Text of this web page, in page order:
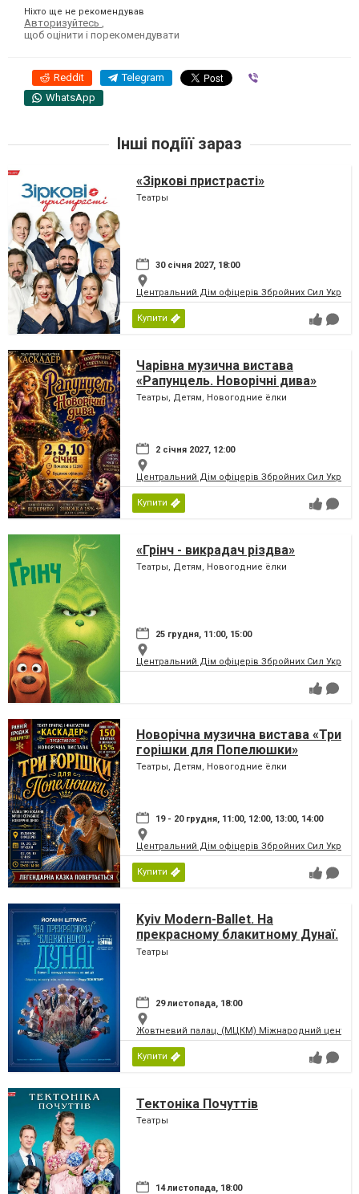
Ніхто ще не рекомендував
Авторизуйтесь
щоб оцінити і порекомендувати
Reddit Telegram
WhatsApp
Інші подіїї зараз
«Зіркові пристрасті»
Театры
30 січня 2027, 18:00
Центральний Дім офіцерів Збройних Сил
Купити
Чарівна музична вистава
«Рапунцель. Новорічні дива»
Театры, Детям, Новогодние ёлки
2 січня 2027, 12:00
Центральний Дім офіцерів Збройних Сил
Купити
«Грінч - викрадач різдва»
Театры, Детям, Новогодние ёлки
25 грудня, 11:00, 15:00
Центральний Дім офіцерів Збройних Сил
Новорічна музична вистава «Три
горішки для Попелюшки»
Театры, Детям, Новогодние ёлки
19 - 20 грудня, 11:00, 12:00, 13:00, 14:00
Центральний Дім офіцерів Збройних Сил
Купити
Kyiv Modern-Ballet. На
прекрасному блакитному Дунаї.
Раду Поклітару
Театры
29 листопада, 18:00
Жовтневий палац, (МЦКМ) Міжнародний центр
Купити
Тектоніка Почуттів
Театры
14 листопада, 18:00